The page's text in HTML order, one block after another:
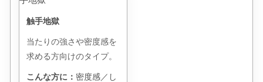
触手地獄
当たりの強さや密度感を
求める方向けのタイプ。
こんな方に： 密度感／し